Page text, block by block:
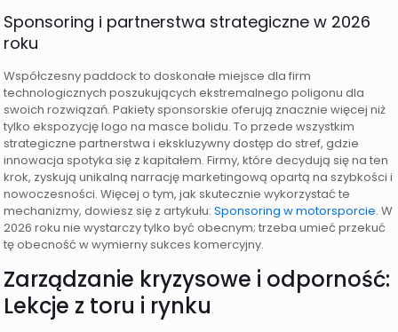
Sponsoring i partnerstwa strategiczne w 2026
roku
Współczesny paddock to doskonałe miejsce dla firm
technologicznych poszukujących ekstremalnego poligonu dla
swoich rozwiązań. Pakiety sponsorskie oferują znacznie więcej niż
tylko ekspozycję logo na masce bolidu. To przede wszystkim
strategiczne partnerstwa i ekskluzywny dostęp do stref, gdzie
innowacja spotyka się z kapitałem. Firmy, które decydują się na ten
krok, zyskują unikalną narrację marketingową opartą na szybkości i
nowoczesności. Więcej o tym, jak skutecznie wykorzystać te
mechanizmy, dowiesz się z artykułu:Sponsoring w motorsporcie. W
2026 roku nie wystarczy tylko być obecnym; trzeba umieć przekuć
tę obecność w wymierny sukces komercyjny.
Zarządzanie kryzysowe i odporność:
Lekcje z toru i rynku